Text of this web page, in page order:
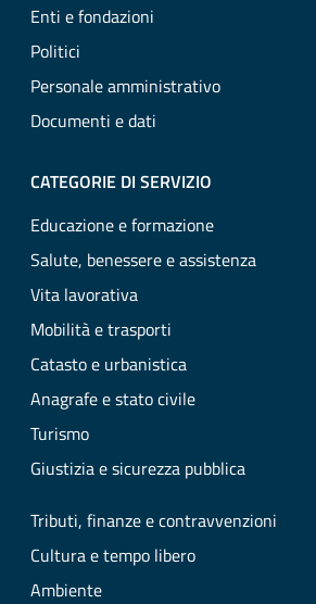
Enti e fondazioni
Politici
Personale amministrativo
Documenti e dati
CATEGORIE DI SERVIZIO
Educazione e formazione
Salute, benessere e assistenza
Vita lavorativa
Mobilità e trasporti
Catasto e urbanistica
Anagrafe e stato civile
Turismo
Giustizia e sicurezza pubblica
Tributi, finanze e contravvenzioni
Cultura e tempo libero
Ambiente